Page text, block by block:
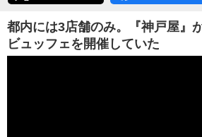
都内には3店舗のみ。『神戸屋』
ビュッフェを開催していた